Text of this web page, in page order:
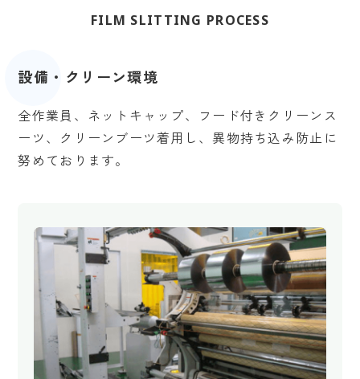
FILM SLITTING PROCESS
設備・クリーン環境
全作業員、ネットキャップ、フード付きクリーンス
ーツ、クリーンブーツ着用し、異物持ち込み防止に
努めております。